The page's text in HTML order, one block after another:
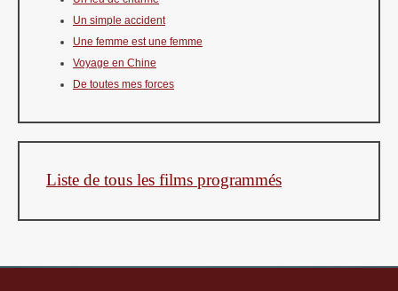
Un simple accident
Une femme est une femme
Voyage en Chine
De toutes mes forces
Liste de tous les films programmés